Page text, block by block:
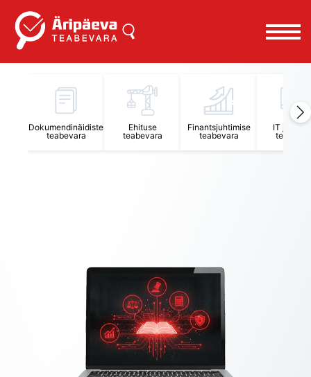
Dokumendinäidiste
teabevara
Ehituse
teabevara
Finantsjuhtimise
teabevara
IT